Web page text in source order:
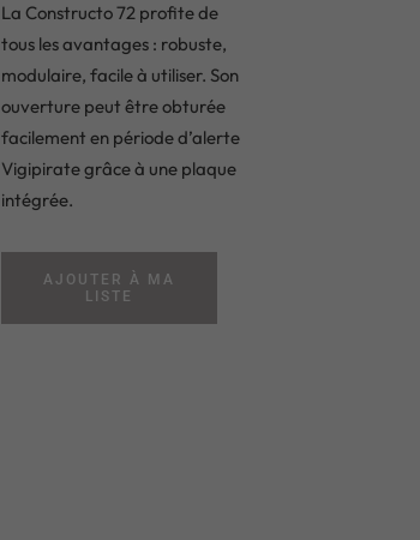
La Constructo 72 profite de
tous les avantages : robuste,
modulaire, facile à utiliser. Son
ouverture peut être obturée
facilement en période d’alerte
Vigipirate grâce à une plaque
intégrée.
AJOUTER À MA
LISTE